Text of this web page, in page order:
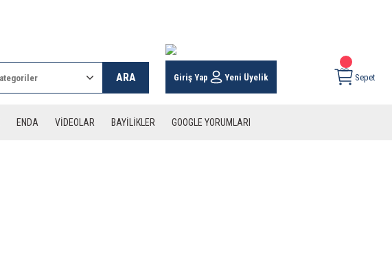
ARA Giriş Yap Yeni Üyelik Sepet
ENDA VİDEOLAR BAYİLİKLER GOOGLE YORUMLARI